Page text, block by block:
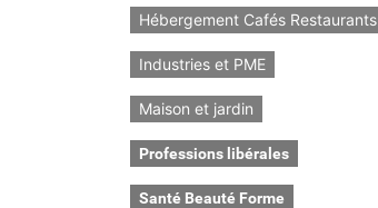
Hébergement Cafés Restaurants
Industries et PME
Maison et jardin
Professions libérales
Santé Beauté Forme